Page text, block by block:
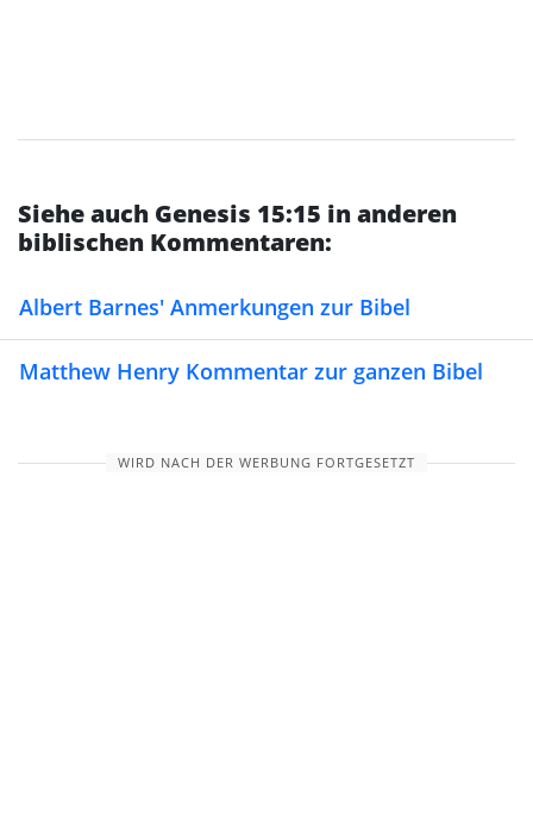
Siehe auch Genesis 15:15 in anderen
biblischen Kommentaren:
Albert Barnes' Anmerkungen zur Bibel
Matthew Henry Kommentar zur ganzen Bibel
WIRD NACH DER WERBUNG FORTGESETZT